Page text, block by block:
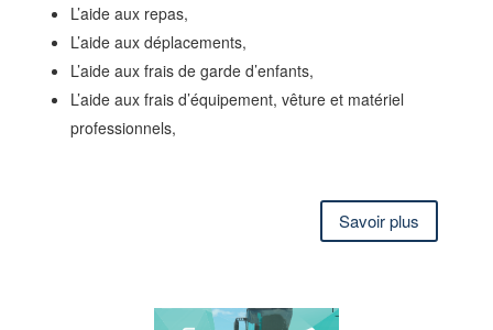
L’aide aux repas,
L’aide aux déplacements,
L’aide aux frais de garde d’enfants,
L’aide aux frais d’équipement, vêture et matériel
professionnels,
Savoir plus